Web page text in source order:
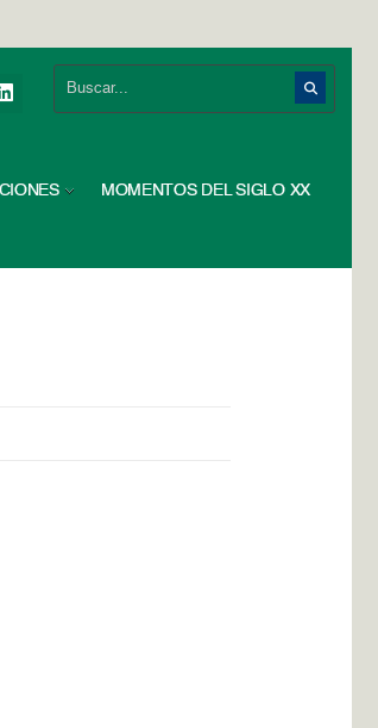
MOMENTOS DEL SIGLO XX